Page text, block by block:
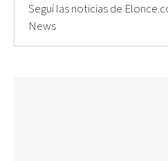
Seguí las noticias de
News